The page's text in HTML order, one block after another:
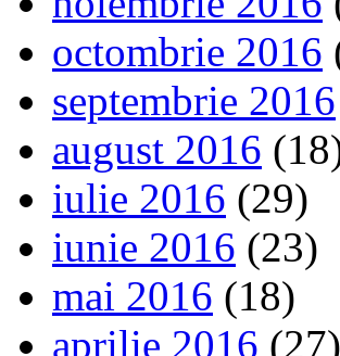
octombrie 2016
septembrie 2016
august 2016
iulie 2016 (29)
iunie 2016 (23)
mai 2016 (18)
aprilie 2016 (27)